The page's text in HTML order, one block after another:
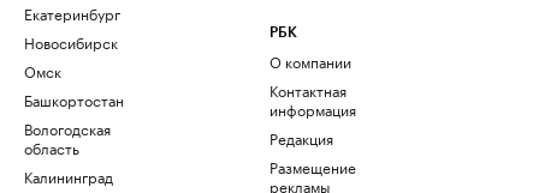
Екатеринбург
Новосибирск
Омск
Башкортостан
Вологодская
область
Калининград
РБК
О компании
Контактная
информация
Редакция
Размещение
рекламы